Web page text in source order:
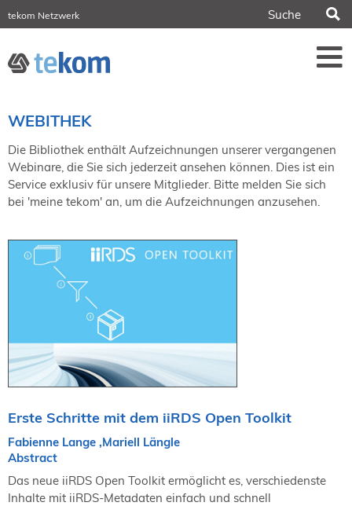
tekom Netzwerk
tech-writer.info
18.-19. März 2027
Information Energy
21.-23. April 2027 Online
tekom-Festival
tcworld China
20.-21. Mai 2027 in Shanghai
Evolution of TC
2.-3. Juni 2026 in Sofia
19. Juni 2026 in Wiesbaden
NORDIC TechKomm Kopenhagen
23.-24. September 2026
Mitglied werden
Expertenrat
WEBITHEK
Die Bibliothek enthält Aufzeichnungen unserer vergangenen
Webinare, die Sie sich jederzeit ansehen können. Dies ist ein
Service exklusiv für unsere Mitglieder. Bitte melden Sie sich
bei 'meine tekom' an, um die Aufzeichnungen anzusehen.
Erste Schritte mit dem iiRDS Open Toolkit
Fabienne Lange ,Mariell Längle
Abstract
Das neue iiRDS Open Toolkit ermöglicht es, verschiedenste
Inhalte mit iiRDS-Metadaten einfach und schnell